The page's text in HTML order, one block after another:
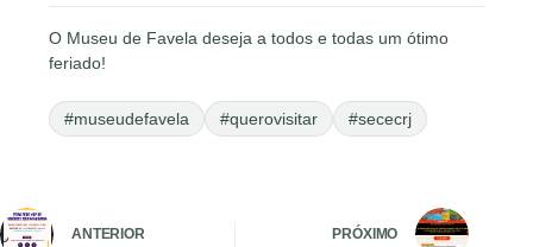
O Museu de Favela deseja a todos e todas um ótimo
feriado!
#museudefavela #querovisitar #sececrj
ANTERIOR PRÓXIMO